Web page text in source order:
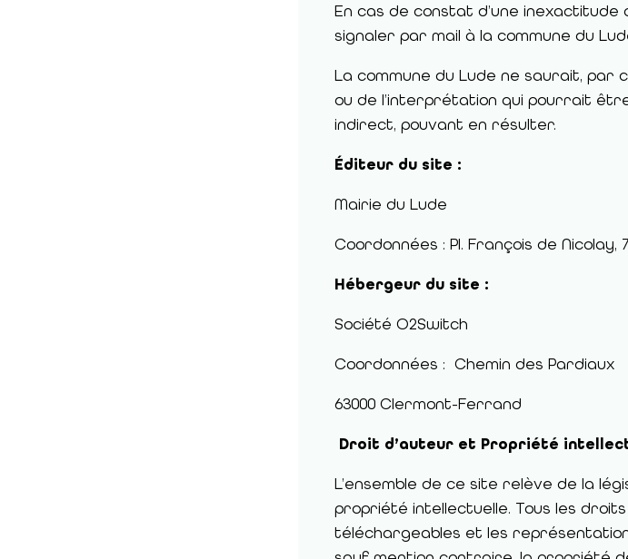
En cas de constat d’une inexactitude
signaler par mail à la commune du
La commune du Lude ne saurait, par
ou de l’interprétation qui pourrait
indirect, pouvant en résulter.
Éditeur du site :
Mairie du Lude
Coordonnées : Pl. François de Nicolay,
Hébergeur du site :
Société O2Switch
Coordonnées : Chemin des Pardiaux
63000 Clermont-Ferrand
Droit d’auteur et Propriété
L’ensemble de ce site relève de la
propriété intellectuelle. Tous les
téléchargeables et les